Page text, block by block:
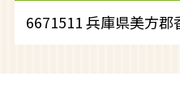
6671511 兵庫県美方